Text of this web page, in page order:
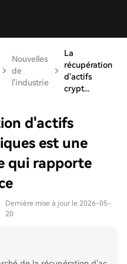
Nouvelles
de
l'industrie
La
récupération
d'actifs
crypt...
d'actifs
est une
qui rapporte
Dernière mise à jour le 2026-05-
20